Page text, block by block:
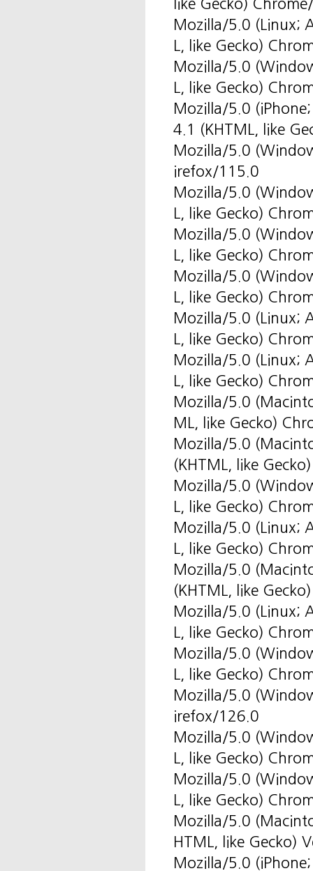
like Gecko)
Mozilla/5.0 (Linux;
L, like Gecko)
Mozilla/5.0
L, like Gecko)
Mozilla/5.0
4.1 (KHTML, like
Mozilla/5.0
irefox/115.0
Mozilla/5.0
L, like Gecko)
Mozilla/5.0
L, like Gecko)
Mozilla/5.0
L, like Gecko)
Mozilla/5.0 (Linux;
L, like Gecko)
Mozilla/5.0 (Linux;
L, like Gecko)
Mozilla/5.0
ML, like Gecko)
Mozilla/5.0
(KHTML, like
Mozilla/5.0
L, like Gecko)
Mozilla/5.0 (Linux;
L, like Gecko)
Mozilla/5.0
(KHTML, like
Mozilla/5.0 (Linux;
L, like Gecko)
Mozilla/5.0
L, like Gecko)
Mozilla/5.0
irefox/126.0
Mozilla/5.0
L, like Gecko)
Mozilla/5.0
L, like Gecko)
Mozilla/5.0
HTML, like Gecko)
Mozilla/5.0